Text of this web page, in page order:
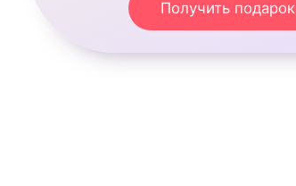
Получить подарок